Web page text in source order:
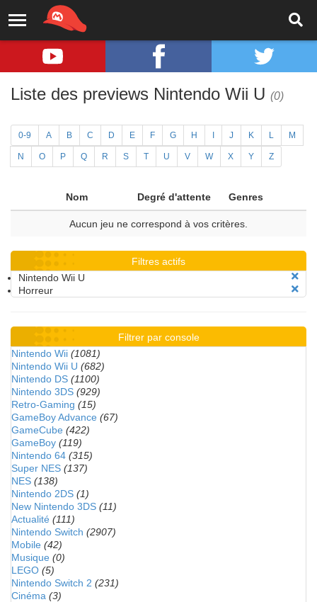
Liste des previews Nintendo Wii U (0)
0-9 A B C D E F G H J K L M
N O P Q R S T U V W X Y Z
Nom Degré d'attente Genres
Aucun jeu ne correspond à vos critères.
Filtres actifs
Nintendo Wii U
Horreur
Filtrer par console
Nintendo Wii (1081)
Nintendo Wii U (682)
Nintendo DS (1100)
Nintendo 3DS (929)
Retro-Gaming (15)
GameBoy Advance (67)
GameCube (422)
GameBoy (119)
Nintendo 64 (315)
Super NES (137)
NES (138)
Nintendo 2DS (1)
New Nintendo 3DS (11)
Actualité (111)
Nintendo Switch (2907)
Mobile (42)
Musique (0)
LEGO (5)
Nintendo Switch 2 (231)
Cinéma (3)